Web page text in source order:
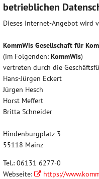
betrieblichen
Dieses Internet-Angebot wird
KommWis Gesellschaft für
(im Folgenden: KommWis)
vertreten durch die
Hans-Jürgen Eckert
Jürgen Hesch
Horst Meffert
Britta Schneider
Hindenburgplatz 3
55118 Mainz
Tel.: 06131 6277-0
Webseite:
https://